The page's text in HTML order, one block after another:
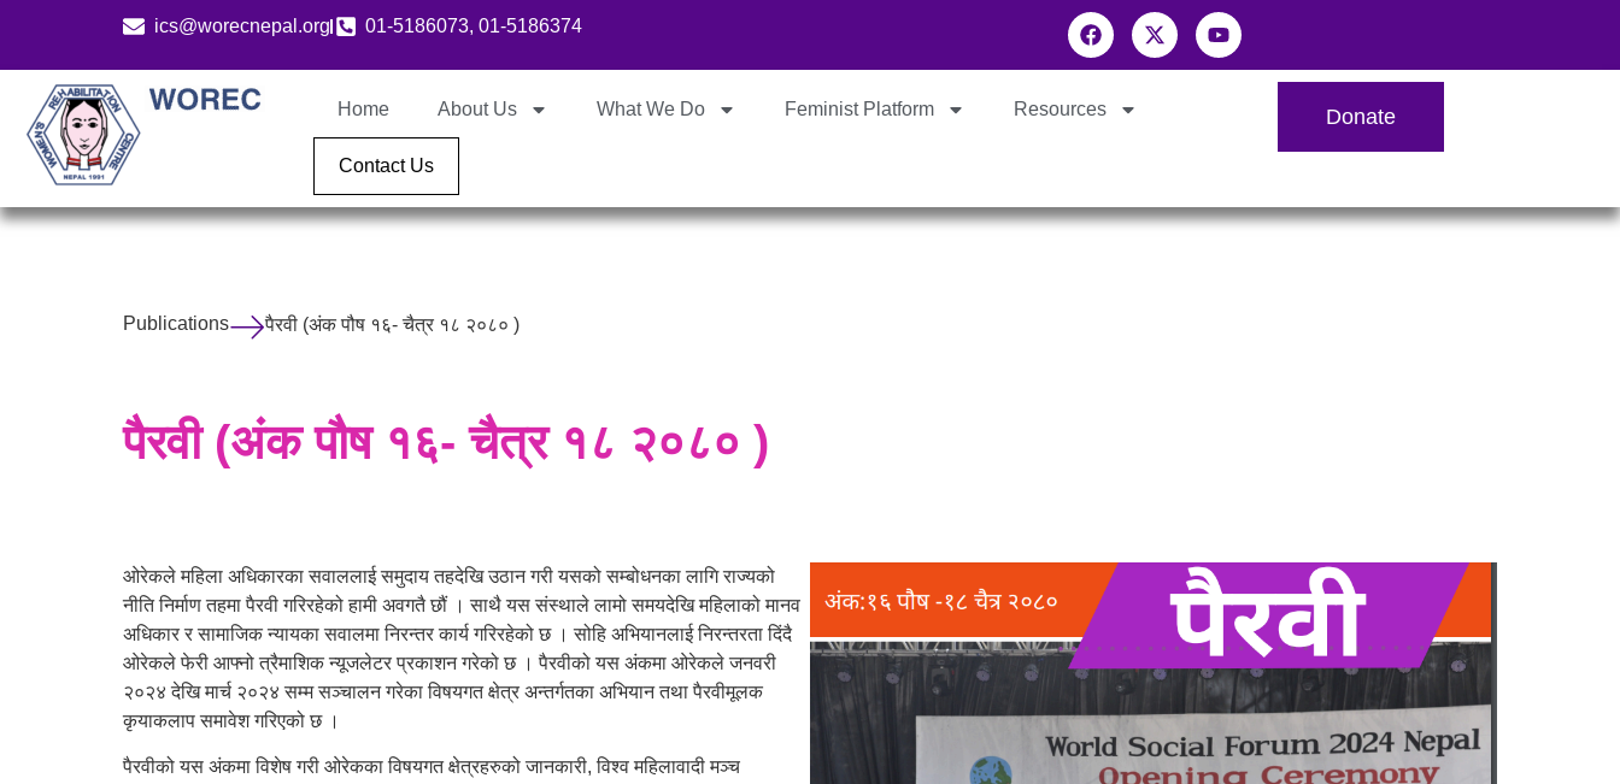
ics@worecnepal.org 01-5186073, 01-5186374
Home About Us What We Do Feminist Platform Resources
Contact Us
Donate
Publications पैरवी (अंक पौष १६- चैत्र १८ २०८० )
पैरवी (अंक पौष १६- चैत्र १८ २०८० )
ओरेकले महिला अधिकारका सवाललाई समुदाय तहदेखि उठान गरी यसको सम्बोधनका लागि राज्यको
नीति निर्माण तहमा पैरवी गरिरहेको हामी अवगतै छौं । साथै यस संस्थाले लामो समयदेखि महिलाको मानव
अधिकार र सामाजिक न्यायका सवालमा निरन्तर कार्य गरिरहेको छ । सोहि अभियानलाई निरन्तरता दिंदै
ओरेकले फेरी आफ्नो त्रैमाशिक न्यूजलेटर प्रकाशन गरेको छ । पैरवीको यस अंकमा ओरेकले जनवरी
२०२४ देखि मार्च २०२४ सम्म सञ्चालन गरेका विषयगत क्षेत्र अन्तर्गतका अभियान तथा पैरवीमूलक
कृयाकलाप समावेश गरिएको छ ।
पैरवीको यस अंकमा विशेष गरी ओरेकका विषयगत क्षेत्रहरुको जानकारी, विश्व महिलावादी मञ्च